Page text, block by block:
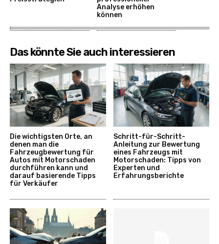
Analyse erhöhen
können
Das könnte Sie auch interessieren
Die wichtigsten Orte, an
denen man die
Fahrzeugbewertung für
Autos mit Motorschaden
durchführen kann und
darauf basierende Tipps
für Verkäufer
Schritt-für-Schritt-
Anleitung zur Bewertung
eines Fahrzeugs mit
Motorschaden: Tipps von
Experten und
Erfahrungsberichte